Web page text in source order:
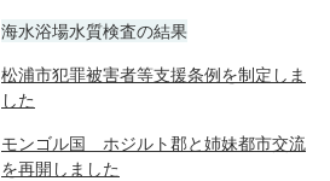
海水浴場水質検査の結果
松浦市犯罪被害者等支援条例を制定しま
した
モンゴル国 ホジルト郡と姉妹都市交流
を再開しました